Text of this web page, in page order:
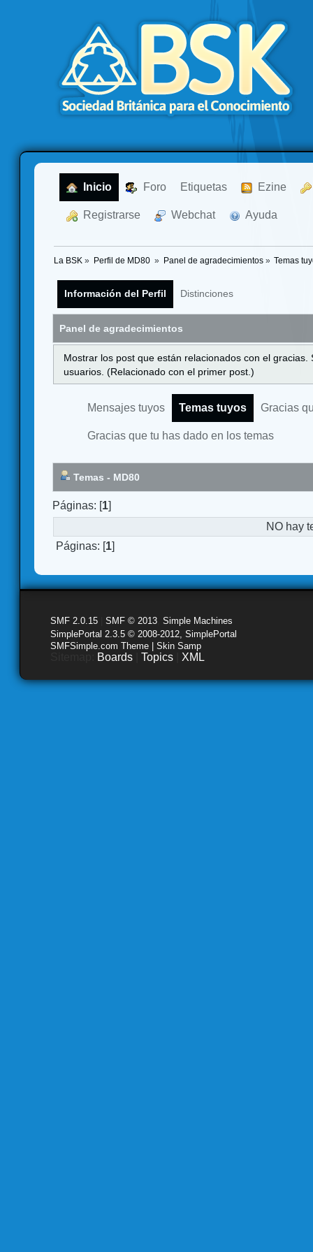
Inicio Foro Etiquetas Ezine
Registrarse Webchat Ayuda
La BSK » Perfil de MD80 » Panel de agradecimientos» Temas
Información del Perfil Distinciones
Panel de agradecimientos
Mostrar los post que están relacionados con el
usuarios. (Relacionado con el primer post.)
Mensajes tuyos Temas tuyos Gracias
Gracias que tu has dado en los temas
Temas - MD80
Páginas: [1]
NO hay
Páginas: [1]
SMF 2.0.15 SMF © 2013 Simple Machines
SimplePortal 2.3.5 © 2008-2012, SimplePortal
SMFSimple.com Theme | Skin Samp
Boards Topics XML